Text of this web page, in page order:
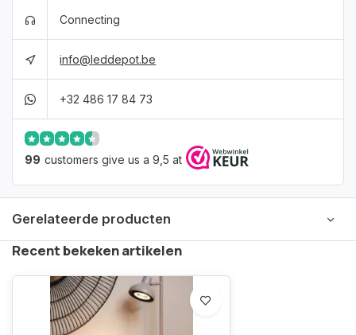
Connecting
info@leddepot.be
+32 486 17 84 73
99 customers give us a 9,5 at
Gerelateerde producten
Recent bekeken artikelen